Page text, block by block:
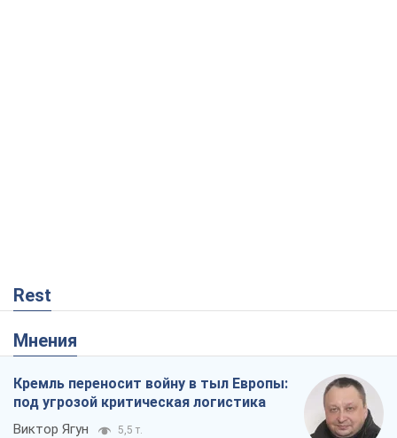
Rest
Мнения
Кремль переносит войну в тыл Европы:
под угрозой критическая логистика
Виктор Ягун 5,5 т.